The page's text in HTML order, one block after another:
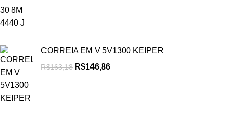
CORREIA EM V 5V1300 KEIPER
R$163,18 R$146,86